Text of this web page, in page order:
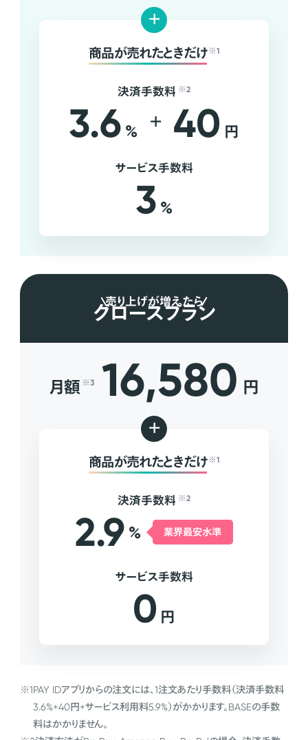
+
商品が売れたときだけ ※1
決済手数料 ※2
3.6 % + 40 円
サービス手数料
3 %
売り上げが増えたら
グロースプラン
月額 ※3 16,580 円
+
商品が売れたときだけ ※1
決済手数料 ※2
2.9 % 業界最安水準
サービス手数料
0 円
※1PAY IDアプリからの注文には、1注文あたり手数料（決済手数料
3.6%+40円+サービス利用料5.9%）がかかります。BASEの手数
料はかかりません。